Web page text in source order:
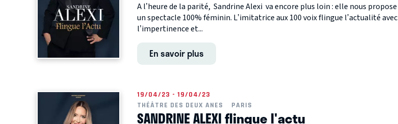
A l’heure de la parité, Sandrine Alexi va encore plus loin : elle nous propose
un spectacle 100% féminin. L’imitatrice aux 100 voix flingue l’actualité avec
l’impertinence et...
En savoir plus
19/04/23 - 19/04/23
THÉÂTRE DES DEUX ANES
PARIS
SANDRINE ALEXI flingue l'actu